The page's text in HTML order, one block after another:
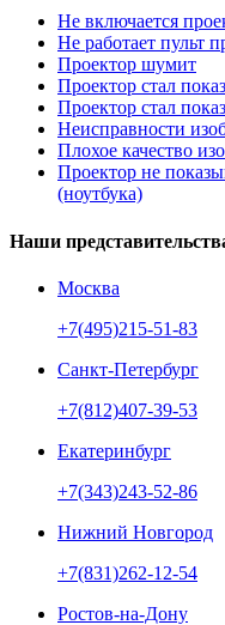
Не включается
Не работает пульт
Проектор шумит
Проектор стал
Проектор стал
Неисправности
Плохое качество
Проектор не
(ноутбука)
Наши
Москва
+7(495)215-51-83
Санкт-Петербург
+7(812)407-39-53
Екатеринбург
+7(343)243-52-86
Нижний Новгород
+7(831)262-12-54
Ростов-на-Дону